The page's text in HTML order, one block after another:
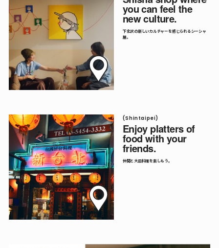
you can feel the
new culture.
下北沢の新しいカルチャーを感じられるシーシャ
屋。
(Shintaipei)
Enjoy platters of
food with your
friends.
仲間と大皿料理を楽しもう。